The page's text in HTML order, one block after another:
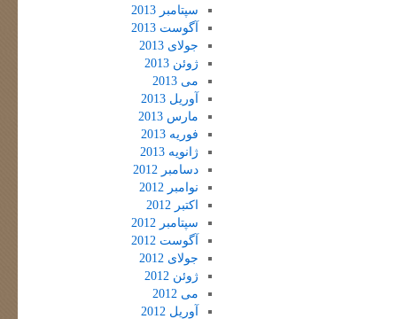
سپتامبر 2013
آگوست 2013
جولای 2013
ژوئن 2013
می 2013
آوریل 2013
مارس 2013
فوریه 2013
ژانویه 2013
دسامبر 2012
نوامبر 2012
اکتبر 2012
سپتامبر 2012
آگوست 2012
جولای 2012
ژوئن 2012
می 2012
آوریل 2012